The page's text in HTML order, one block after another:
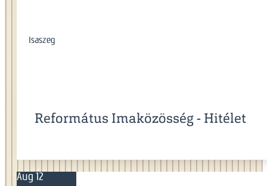
Isaszeg
Református Imaközösség - Hitélet
Aug 12